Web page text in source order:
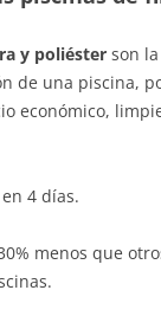
y poliéster son
de una piscina,
económico,
4 días.
menos que